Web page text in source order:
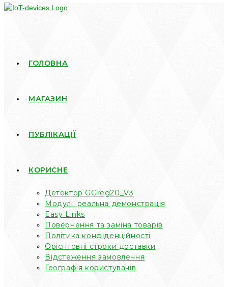
ГОЛОВНА
МАГАЗИН
ПУБЛІКАЦІЇ
КОРИСНЕ
Детектор GGreg20_V3
Модулі: реальна демонстрація
Easy Links
Повернення та заміна товарів
Політика конфіденційності
Орієнтовні строки доставки
Відстеження замовлення
Географія користувачів